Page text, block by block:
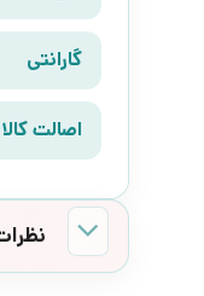
گارانتی
اصالت کالا